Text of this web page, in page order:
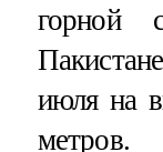
горной
июля на
метров.